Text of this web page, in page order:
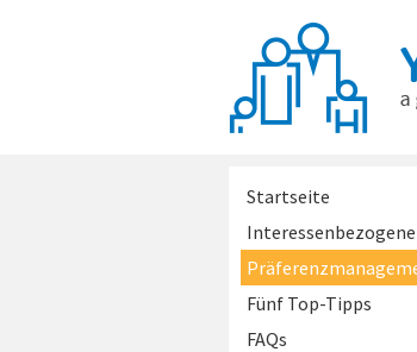
Startseite
Fünf Top-Tipps
FAQs